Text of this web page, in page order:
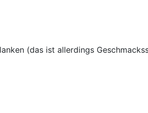
(das ist allerdings